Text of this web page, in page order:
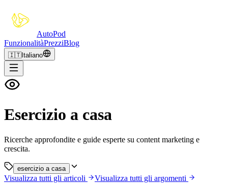
AutoPod
FunzionalitàPrezziBlog
🇮🇹Italiano
Esercizio a casa
Ricerche approfondite e guide esperte su content marketing e
crescita.
esercizio a casa
Visualizza tutti gli articoli
Visualizza tutti gli argomenti